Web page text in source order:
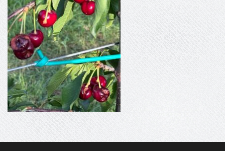
16:27 -Όλυμπος: Εντάχθηκε στον Κατάλογο Παγκόσμιας
Κληρονομιάς της UNESCO – Ομόφωνη η απόφαση Ο
Όλυμπος αναγνωρίστηκε ως φυσικό και πολιτιστικό
αγαθό εξέχουσας οικουμενικής αξίας για την
ανθρωπότητα
16:18 -ΕΝΟΡΙΑΚΕΣ ΚΑΛΟΚΑΙΡΙΝΕΣ ΔΡΑΣΕΙΣ ΓΙΑ ΠΑΙΔΙΑ
ΣΤΗΝ ΕΔΕΣΣΑ